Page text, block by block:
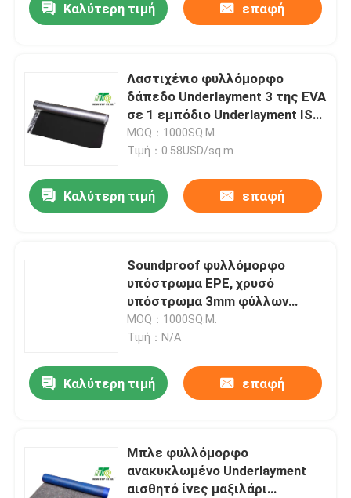
Καλύτερη τιμή επαφή
Λαστιχένιο φυλλόμορφο
δάπεδο Underlayment 3 της EVA
σε 1 εμπόδιο Underlayment ISO
ατμού
MOQ：1000SQ.M.
Τιμή：0.58USD/sq.m.
Καλύτερη τιμή επαφή
Soundproof φυλλόμορφο
υπόστρωμα EPE, χρυσό
υπόστρωμα 3mm φύλλων
αλουμινίου 20KG/M3
MOQ：1000SQ.M.
Τιμή：N/A
Καλύτερη τιμή επαφή
Μπλε φυλλόμορφο
ανακυκλωμένο Underlayment
αισθητό ίνες μαξιλάρι